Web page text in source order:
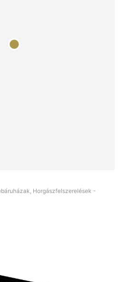
Horgászfelszerelések -